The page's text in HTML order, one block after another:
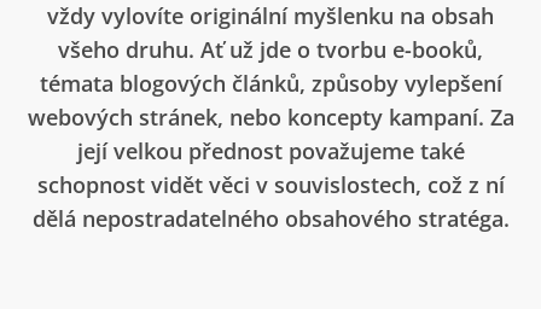
vždy vylovíte originální myšlenku na obsah
všeho druhu. Ať už jde o tvorbu e-booků,
témata blogových článků, způsoby vylepšení
webových stránek, nebo koncepty kampaní. Za
její velkou přednost považujeme také
schopnost vidět věci v souvislostech, což z ní
dělá nepostradatelného obsahového stratéga.